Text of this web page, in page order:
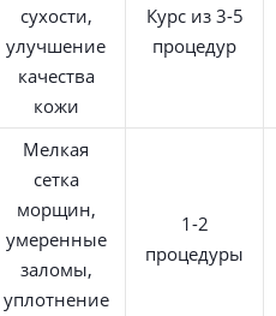
сухости,
улучшение
качества
кожи
Курс из 3-5
процедур
Мелкая
сетка
морщин,
умеренные
заломы,
уплотнение
1-2
процедуры